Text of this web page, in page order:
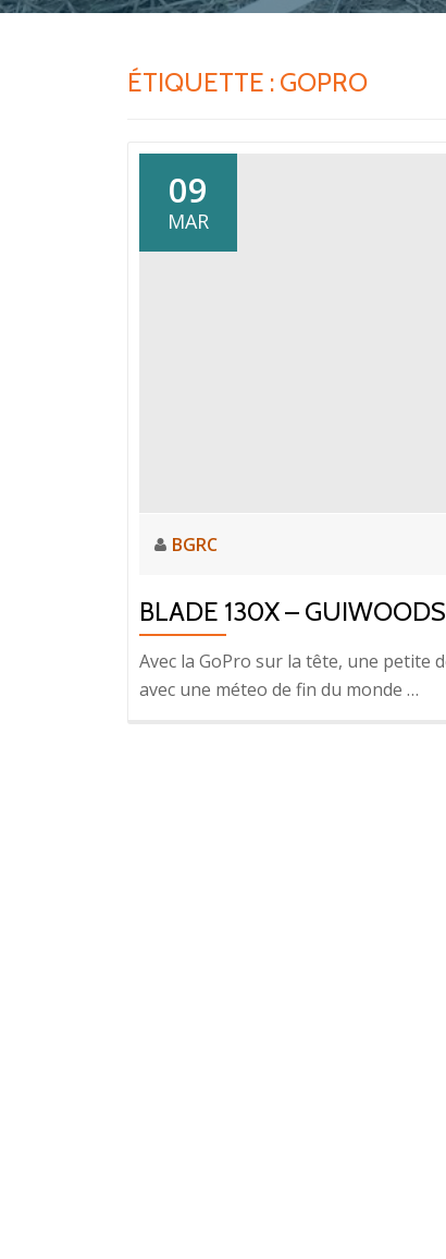
ÉTIQUETTE : GOPRO
09
MAR
BGRC
BLADE 130X –
Avec la GoPro sur la tête, une petite
avec une méteo de fin du monde …